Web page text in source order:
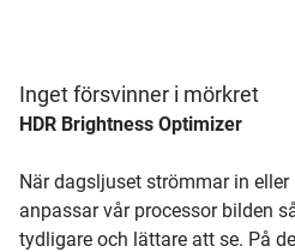
Inget försvinner i mörkret
HDR Brightness Optimizer
När dagsljuset strömmar in
anpassar vår processor bilden
tydligare och lättare att se. På